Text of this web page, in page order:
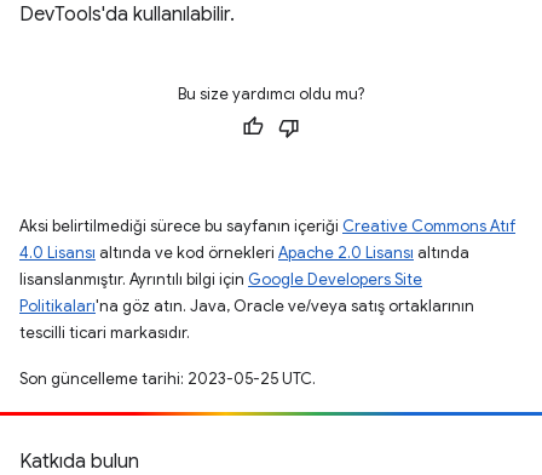
DevTools'da kullanılabilir.
Bu size yardımcı oldu mu?
Aksi belirtilmediği sürece bu sayfanın içeriği Creative Commons Atıf
4.0 Lisansı altında ve kod örnekleri Apache 2.0 Lisansı altında
lisanslanmıştır. Ayrıntılı bilgi için Google Developers Site
Politikaları'na göz atın. Java, Oracle ve/veya satış ortaklarının
tescilli ticari markasıdır.
Son güncelleme tarihi: 2023-05-25 UTC.
Katkıda bulun